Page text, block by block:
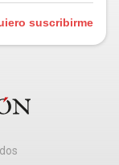
suscribirme